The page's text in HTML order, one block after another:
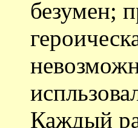
безумен;
Каждый